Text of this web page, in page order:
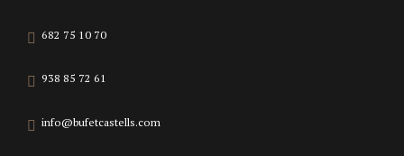
682 75 10 70
938 85 72 61
info@bufetcastells.com